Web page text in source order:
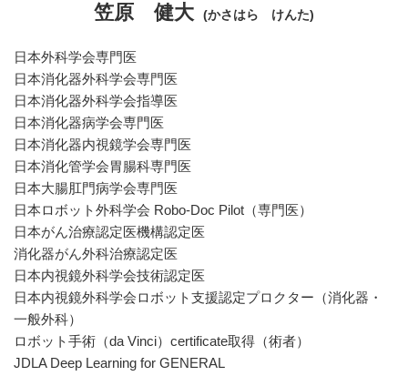
笠原 健大 (かさはら けんた)
日本外科学会専門医
日本消化器外科学会専門医
日本消化器外科学会指導医
日本消化器病学会専門医
日本消化器内視鏡学会専門医
日本消化管学会胃腸科専門医
日本大腸肛門病学会専門医
日本ロボット外科学会 Robo-Doc Pilot（専門医）
日本がん治療認定医機構認定医
消化器がん外科治療認定医
日本内視鏡外科学会技術認定医
日本内視鏡外科学会ロボット支援認定プロクター（消化器・
一般外科）
ロボット手術（da Vinci）certificate取得（術者）
JDLA Deep Learning for GENERAL